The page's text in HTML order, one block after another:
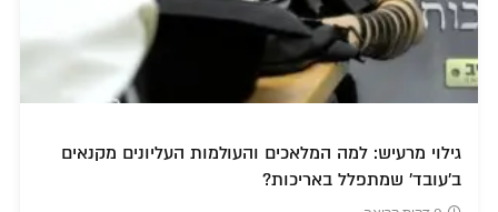
גילוי מרעיש: למה המלאכים והעולמות העליונים מקנאים
ב'עובד' שמתפלל באריכות?